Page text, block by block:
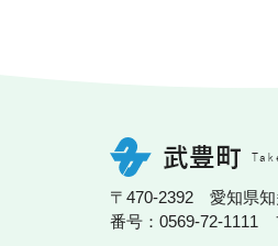
〒470-2392 愛知県知
番号：0569-72-1111